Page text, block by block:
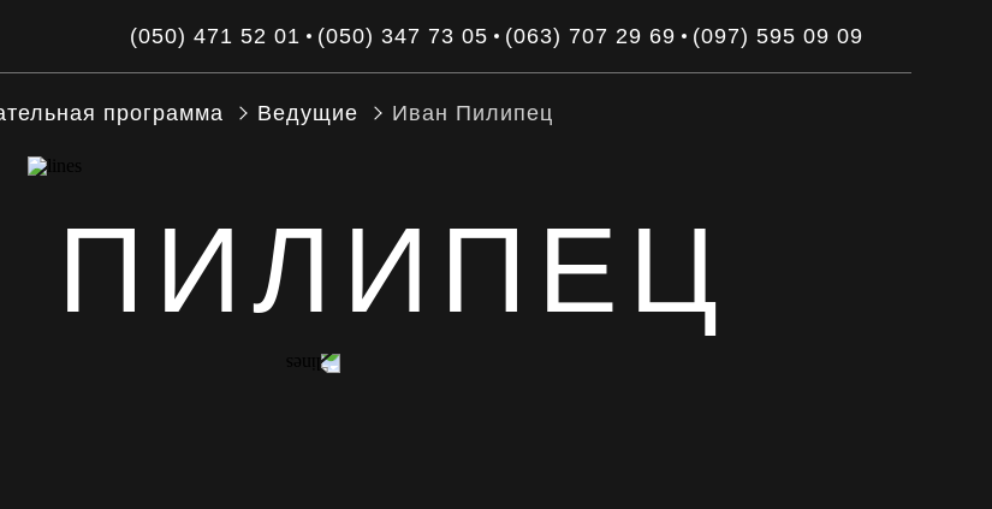
(050) 471 52 01 (050) 347 73 05 (063) 707 29 69 (097) 595 09 09
программа Ведущие Иван Пилипец
ПИЛИПЕЦ